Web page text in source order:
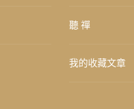
聽 禪
我的收藏文章